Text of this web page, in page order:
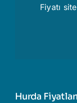
Fiyatı
Hurda